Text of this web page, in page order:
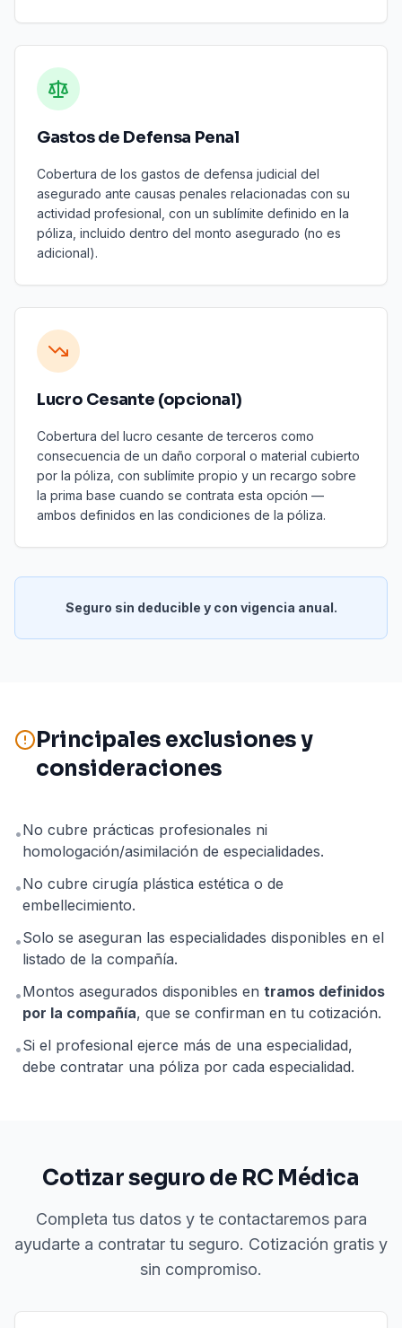
Gastos de Defensa Penal
Cobertura de los gastos de defensa judicial del
asegurado ante causas penales relacionadas con su
actividad profesional, con un sublímite definido en la
póliza, incluido dentro del monto asegurado (no es
adicional).
Lucro Cesante (opcional)
Cobertura del lucro cesante de terceros como
consecuencia de un daño corporal o material cubierto
por la póliza, con sublímite propio y un recargo sobre
la prima base cuando se contrata esta opción —
ambos definidos en las condiciones de la póliza.
Seguro sin deducible y con vigencia anual.
Principales exclusiones y
consideraciones
•No cubre prácticas profesionales ni
homologación/asimilación de especialidades.
•No cubre cirugía plástica estética o de
embellecimiento.
•Solo se aseguran las especialidades disponibles en el
listado de la compañía.
•Montos asegurados disponibles en tramos definidos
por la compañía, que se confirman en tu cotización.
•Si el profesional ejerce más de una especialidad,
debe contratar una póliza por cada especialidad.
Cotizar seguro de RC Médica
Completa tus datos y te contactaremos para
ayudarte a contratar tu seguro. Cotización gratis y
sin compromiso.